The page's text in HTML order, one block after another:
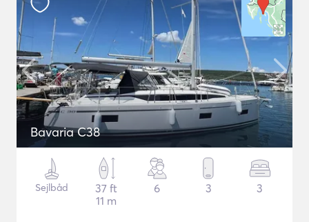
Bavaria C38
Sejlbåd
37 ft
11 m
6 3 3